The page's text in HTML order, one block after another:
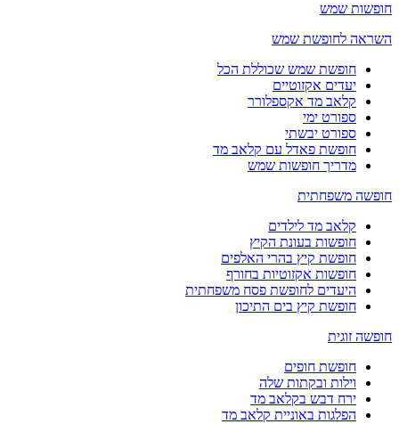
חופשות שמש
השראה לחופשת שמש
חופשת שמש שכוללת הכל
יעדים אקזוטיים
קלאב מד אקספלורר
ספורט ימי
ספורט יבשתי
חופשת פאדל עם קלאב מד
מדריך חופשות שמש
חופשה משפחתית
קלאב מד לילדים
חופשות בעונת הקיץ
חופשת קיץ בהרי האלפים
חופשות אקזוטיות בחורף
היעדים לחופשת פסח משפחתית
חופשת קיץ בים התיכון
חופשה זוגית
חופשת חופים
וילות ובקתות שלה
ירח דבש בקלאב מד
הפלגות באוניית קלאב מד